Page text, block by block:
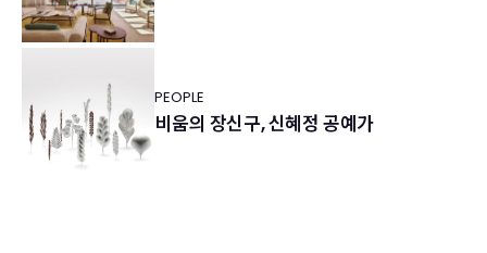
PEOPLE
비움의 장신구, 신혜정 공예가